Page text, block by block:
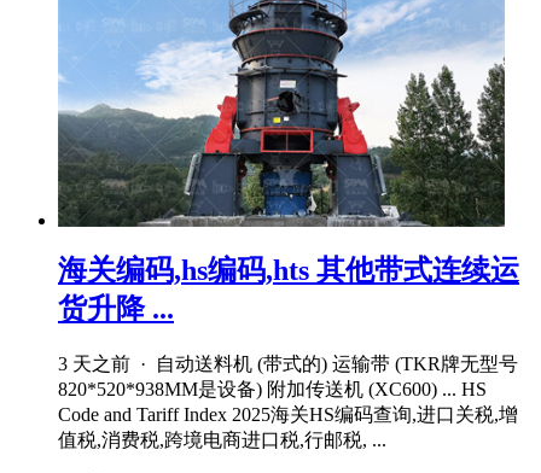
海关编码,hs编码,hts 其他带式连续运
货升降 ...
3 天之前 · 自动送料机 (带式的) 运输带 (TKR牌无型号
820*520*938MM是设备) 附加传送机 (XC600) ... HS
Code and Tariff Index 2025海关HS编码查询,进口关税,增
值税,消费税,跨境电商进口税,行邮税, ...